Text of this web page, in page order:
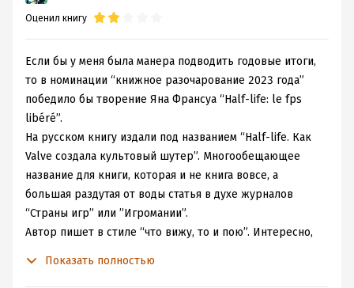
Оценил книгу
Если бы у меня была манера подводить годовые итоги,
то в номинации “книжное разочарование 2023 года”
победило бы творение Яна Франсуа “Half-life: le fps
libéré”.
На русском книгу издали под названием “Half-life. Как
Valve создала культовый шутер”. Многообещающее
название для книги, которая и не книга вовсе, а
большая раздутая от воды статья в духе журналов
“Страны игр” или ”Игромании”.
Автор пишет в стиле “что вижу, то и пою”. Интересно,
Показать полностью